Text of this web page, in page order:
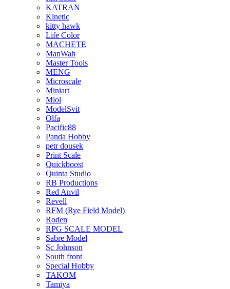
KATRAN
Kinetic
kitty hawk
Life Color
MACHETE
ManWah
Master Tools
MENG
Microscale
Miniart
Miol
ModelSvit
Olfa
Pacific88
Panda Hobby
petr dousek
Print Scale
Quickboost
Quinta Studio
RB Productions
Red Anvil
Revell
RFM (Rye Field Model)
Roden
RPG SCALE MODEL
Sabre Model
Sc Johnson
South front
Special Hobby
TAKOM
Tamiya